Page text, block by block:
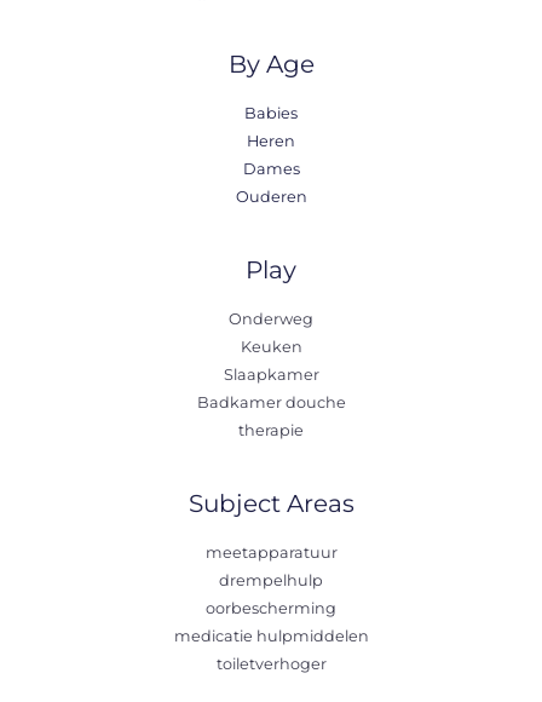
By Age
Babies
Heren
Dames
Ouderen
Play
Onderweg
Keuken
Slaapkamer
Badkamer douche
therapie
Subject Areas
meetapparatuur
drempelhulp
oorbescherming
medicatie hulpmiddelen
toiletverhoger